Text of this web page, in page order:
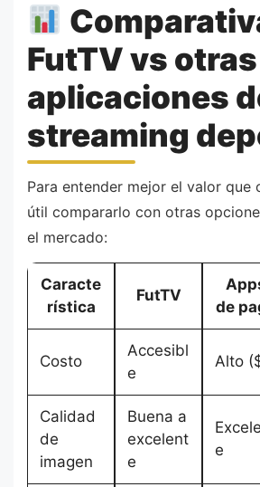
FutTV vs otras
aplicaciones
streaming
Para entender mejor el valor que
útil compararlo con otras
el mercado:
Caracte
rística
FutTV
de
Costo
Accesibl
e
Alto
Calidad
de
imagen
Buena a
excelent
e
e